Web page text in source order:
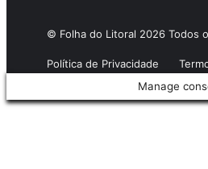
© Folha do Litoral 2026 Todos
Política de Privacidade
Manage